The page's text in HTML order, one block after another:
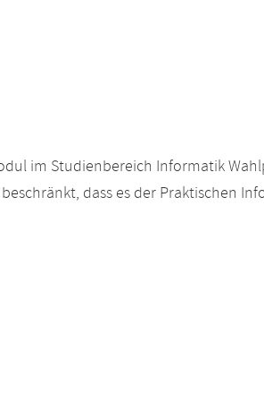
im Studienbereich Informatik
dass es der Praktischen